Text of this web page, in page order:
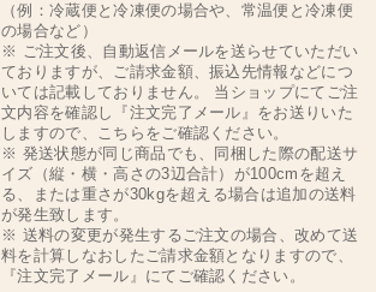
（例：冷蔵便と冷凍便の場合や、常温便と冷凍便
の場合など）
※ ご注文後、自動返信メールを送らせていただい
ておりますが、ご請求金額、振込先情報などにつ
いては記載しておりません。 当ショップにてご注
文内容を確認し『注文完了メール』をお送りいた
しますので、こちらをご確認ください。
※ 発送状態が同じ商品でも、同梱した際の配送サ
イズ（縦・横・高さの3辺合計）が100cmを超え
る、または重さが30kgを超える場合は追加の送料
が発生致します。
※ 送料の変更が発生するご注文の場合、改めて送
料を計算しなおしたご請求金額となりますので、
『注文完了メール』にてご確認ください。